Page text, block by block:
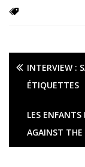
INTERVIEW :
ÉTIQUETTES
LES
AGAINST THE